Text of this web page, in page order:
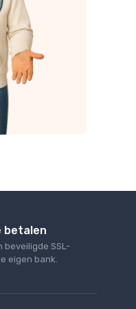
betalen
beveiligde SSL-
eigen bank.